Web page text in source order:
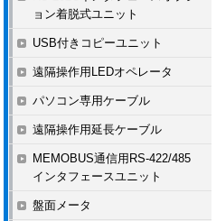
ョン着脱式ユニット
USB付きコピーユニット
遠隔操作用LEDオペレータ
パソコン専用ケーブル
遠隔操作用延長ケーブル
MEMOBUS通信用RS-422/485
インタフェースユニット
盤面メータ